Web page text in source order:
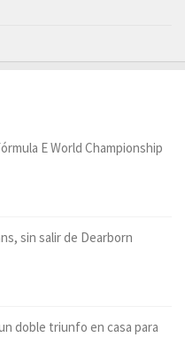
E World Championship
sin salir de Dearborn
doble triunfo en casa para